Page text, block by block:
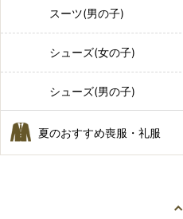
スーツ(男の子)
シューズ(女の子)
シューズ(男の子)
夏のおすすめ喪服・礼服